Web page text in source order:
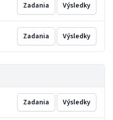
Zadania Výsledky
Zadania Výsledky
Zadania Výsledky